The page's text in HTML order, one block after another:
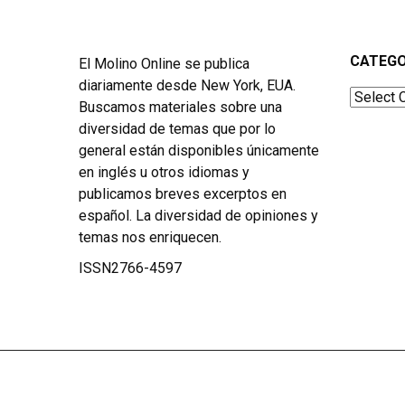
El Molino Online se publica
diariamente desde New York, EUA.
Buscamos materiales sobre una
diversidad de temas que por lo
general están disponibles únicamente
en inglés u otros idiomas y
publicamos breves excerptos en
español. La diversidad de opiniones y
temas nos enriquecen.
ISSN2766-4597